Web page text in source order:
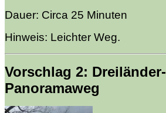
Dauer: Circa 25 Minuten
Hinweis: Leichter Weg.
Vorschlag 2: Dreiländer-
Panoramaweg